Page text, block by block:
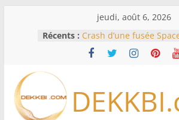
jeudi, août 6, 2026
Récents : Crash d’une fusée
Musk sur la Lune: entre
spatiale et ouverture sur
Diallo devrait assurer
Lions en septembre